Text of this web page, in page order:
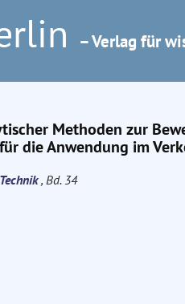
– Verlag für
Methoden zur
die Anwendung im
, Bd. 34